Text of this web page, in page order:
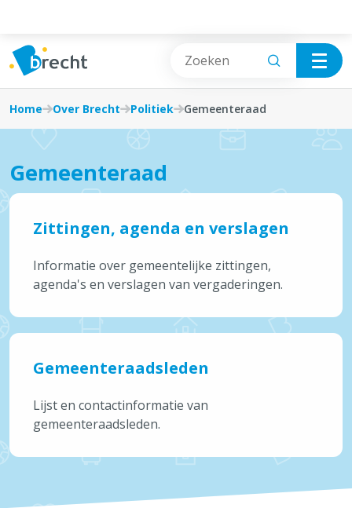
Burgerzaken
Afval, Natuur & Milieu
Jobs & Ondernemen
Over Brecht
Inspraak
Contact en openingsuren
Contact
Politie, brandweer en GAS reglement
Alles over Over Brecht
Afvalkalender
Home Over Brecht Politiek Gemeenteraad
Gemeenteraad
Zittingen, agenda en verslagen
Informatie over gemeentelijke zittingen,
agenda's en verslagen van vergaderingen.
Gemeenteraadsleden
Lijst en contactinformatie van
gemeenteraadsleden.